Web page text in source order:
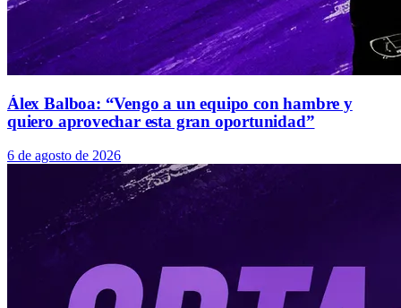
Álex Balboa: “Vengo a un equipo con hambre y
quiero aprovechar esta gran oportunidad”
6 de agosto de 2026